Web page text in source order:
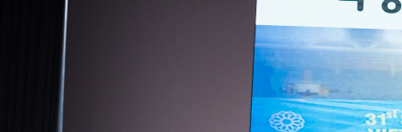
학교연혁
교직원현황
학생현황